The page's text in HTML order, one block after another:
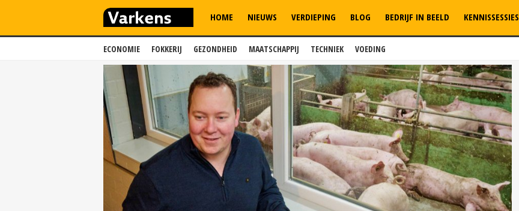
ECONOMIE FOKKERIJ GEZONDHEID MAATSCHAPPIJ TECHNIEK VOEDING
HOME NIEUWS VERDIEPING BLOG BEDRIJF IN BEELD KENNISSESSIES